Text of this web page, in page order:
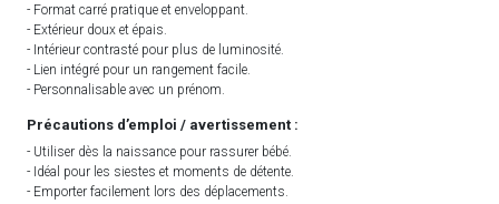
- Format carré pratique et enveloppant.
- Extérieur doux et épais.
- Intérieur contrasté pour plus de luminosité.
- Lien intégré pour un rangement facile.
- Personnalisable avec un prénom.
Précautions d’emploi / avertissement :
- Utiliser dès la naissance pour rassurer bébé.
- Idéal pour les siestes et moments de détente.
- Emporter facilement lors des déplacements.